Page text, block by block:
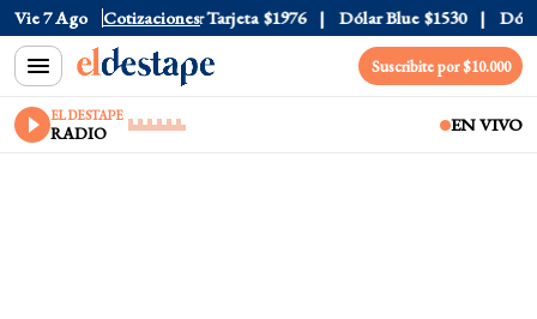
Vie 7 Ago Cotizaciones
$1520 Dólar Tarjeta $1976 Dólar Blue $1530 Dólar
Suscribite por $10.000
EL DESTAPE
RADIO EN VIVO